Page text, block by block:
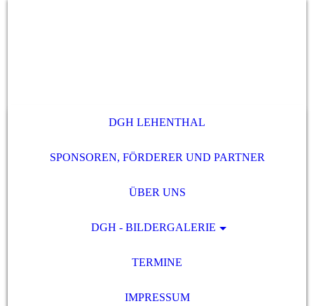
DGH LEHENTHAL
SPONSOREN, FÖRDERER UND PARTNER
ÜBER UNS
DGH - BILDERGALERIE
TERMINE
IMPRESSUM